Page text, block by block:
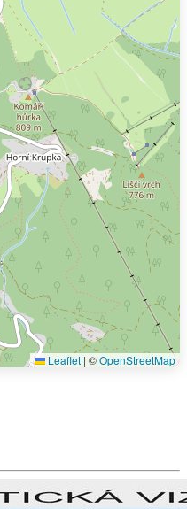
Leaflet | ©OpenStreetMap